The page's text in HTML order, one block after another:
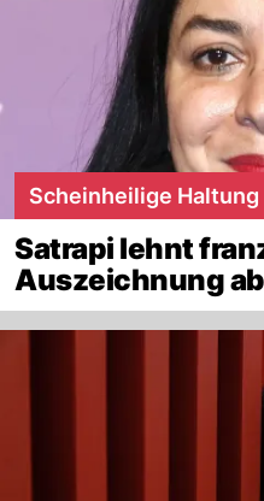
Scheinheilige Haltung
Satrapi lehnt
Auszeichnung ab